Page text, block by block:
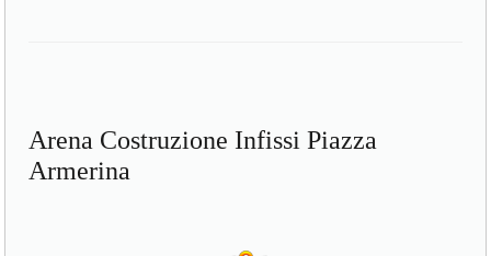
Arena Costruzione Infissi Piazza
Armerina